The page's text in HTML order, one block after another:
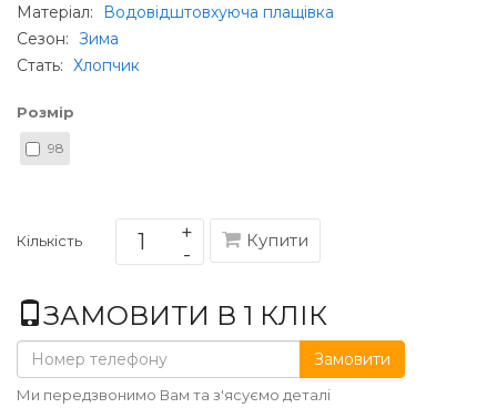
Матеріал:
Водовідштовхуюча плащівка
Сезон: Зима
Стать: Хлопчик
Розмір
98
Кількість Купити
ЗАМОВИТИ В 1 КЛІК
Замовити
Ми передзвонимо Вам та з'ясуємо деталі